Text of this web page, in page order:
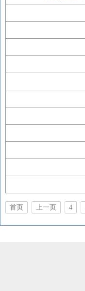
首页 上一页 4